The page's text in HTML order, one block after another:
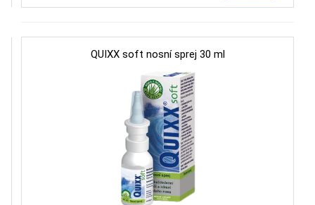
QUIXX soft nosní sprej 30 ml